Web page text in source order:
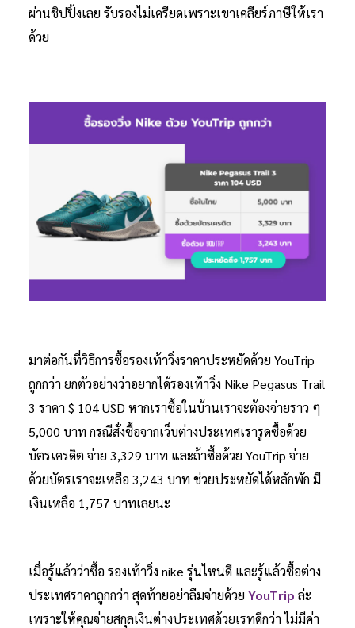
ผ่านชิปปิ้งเลย รับรองไม่เครียดเพราะเขาเคลียร์ภาษีให้เรา
ด้วย
มาต่อกันที่วิธีการซื้อรองเท้าวิ่งราคาประหยัดด้วย YouTrip
ถูกกว่า ยกตัวอย่างว่าอยากได้รองเท้าวิ่ง Nike Pegasus Trail
3 ราคา $ 104 USD หากเราซื้อในบ้านเราจะต้องจ่ายราว ๆ
5,000 บาท กรณีสั่งซื้อจากเว็บต่างประเทศเรารูดซื้อด้วย
บัตรเครดิต จ่าย 3,329 บาท และถ้าซื้อด้วย YouTrip จ่าย
ด้วยบัตรเราจะเหลือ 3,243 บาท ช่วยประหยัดได้หลักพัก มี
เงินเหลือ 1,757 บาทเลยนะ
เมื่อรู้แล้วว่าซื้อ รองเท้าวิ่ง nike รุ่นไหนดี และรู้แล้วซื้อต่าง
ประเทศราคาถูกกว่า สุดท้ายอย่าลืมจ่ายด้วย YouTrip ล่ะ
เพราะให้คุณจ่ายสกุลเงินต่างประเทศด้วยเรทดีกว่า ไม่มีค่า